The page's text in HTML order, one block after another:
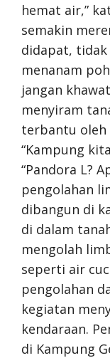
hemat air,”
semakin
didapat, tidak
menanam
jangan
menyiram
terbantu oleh
“Kampung
“Pandora L?
pengolahan
dibangun di
di dalam
mengolah
seperti air
pengolahan
kegiatan
kendaraan.
di Kampung